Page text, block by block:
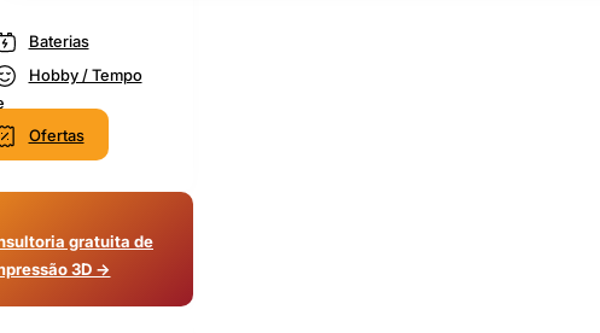
Baterias
Hobby / Tempo
Ofertas
gratuita de
3D →